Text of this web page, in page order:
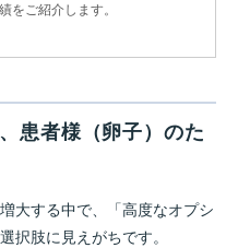
をご紹介します。
患者様（卵子）のた
大する中で、「高度なオプシ
択肢に見えがちです。